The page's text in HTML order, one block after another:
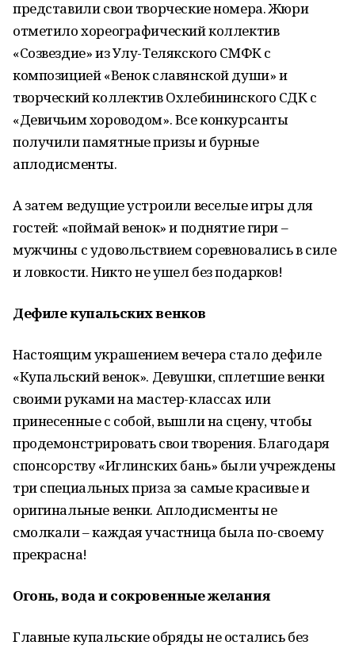
представили свои творческие номера. Жюри
отметило хореографический коллектив
«Созвездие» из Улу-Телякского СМФК с
композицией «Венок славянской души» и
творческий коллектив Охлебининского СДК с
«Девичьим хороводом». Все конкурсанты
получили памятные призы и бурные
аплодисменты.
А затем ведущие устроили веселые игры для
гостей: «поймай венок» и поднятие гири –
мужчины с удовольствием соревновались в силе
и ловкости. Никто не ушел без подарков!
Дефиле купальских венков
Настоящим украшением вечера стало дефиле
«Купальский венок». Девушки, сплетшие венки
своими руками на мастер-классах или
принесенные с собой, вышли на сцену, чтобы
продемонстрировать свои творения. Благодаря
спонсорству «Иглинских бань» были учреждены
три специальных приза за самые красивые и
оригинальные венки. Аплодисменты не
смолкали – каждая участница была по-своему
прекрасна!
Огонь, вода и сокровенные желания
Главные купальские обряды не остались без